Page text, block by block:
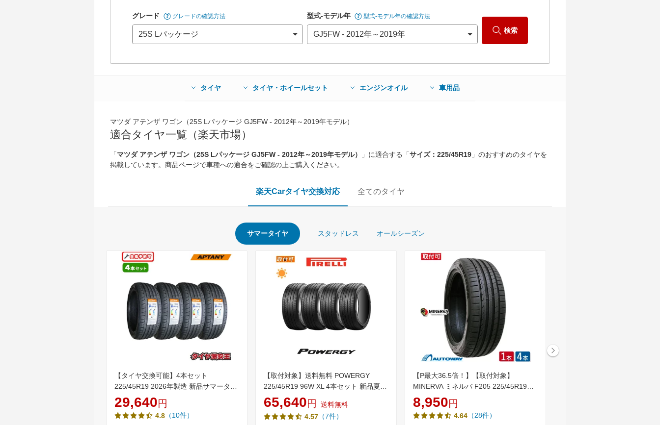
グレード グレードの確認方法 型式-モデル年 型式-モデル年の確認方法
検索
タイヤ タイヤ・ホイールセット エンジンオイル 車用品
マツダ アテンザ ワゴン（25S Lパッケージ GJ5FW - 2012年～2019年モデル）
適合タイヤ一覧（楽天市場）
「マツダ アテンザ ワゴン（25S Lパッケージ GJ5FW - 2012年～2019年モデル） 」に適合する「サイズ：225/45R19 」のおすすめのタイヤを
掲載しています。商品ページで車種への適合をご確認の上ご購入ください。
楽天Carタイヤ交換対応 全てのタイヤ
サマータイヤ スタッドレス オールシーズン
【タイヤ交換可能】4本セット
225/45R19 2026年製造 新品サマータイ
ヤ APTANY RA301 225/45/19 225-45-
19 225/45-19 225／45R19 225／45／
19 2254519 225 45 19 19インチ 夏タイ
29,640円
4.8 （10件）
【取付対象】送料無料 POWERGY
225/45R19 96W XL 4本セット 新品夏タ
イヤ ピレリ PIRELLI パワジー
65,640円
送料無料
4.57 （7件）
【P最大36.5倍！】【取付対象】
MINERVA ミネルバ F205 225/45R19
(225/45/19 225-45-19 225/45-19) サマ
ータイヤ 夏タイヤ 単品 2本 4本 19イン
チ
8,950円
4.64 （28件）